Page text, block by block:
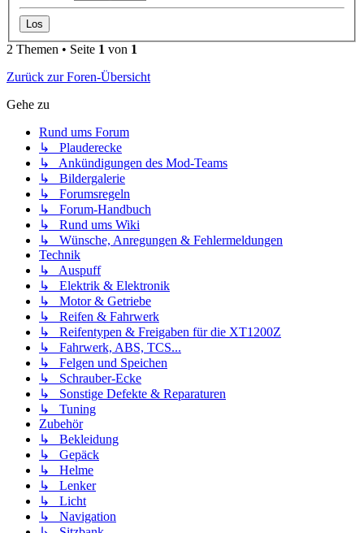
2 Themen • Seite 1 von 1
Zurück zur Foren-Übersicht
Gehe zu
Rund ums Forum
↳ Plauderecke
↳ Ankündigungen des Mod-Teams
↳ Bildergalerie
↳ Forumsregeln
↳ Forum-Handbuch
↳ Rund ums Wiki
↳ Wünsche, Anregungen & Fehlermeldungen
Technik
↳ Auspuff
↳ Elektrik & Elektronik
↳ Motor & Getriebe
↳ Reifen & Fahrwerk
↳ Reifentypen & Freigaben für die XT1200Z
↳ Fahrwerk, ABS, TCS...
↳ Felgen und Speichen
↳ Schrauber-Ecke
↳ Sonstige Defekte & Reparaturen
↳ Tuning
Zubehör
↳ Bekleidung
↳ Gepäck
↳ Helme
↳ Lenker
↳ Licht
↳ Navigation